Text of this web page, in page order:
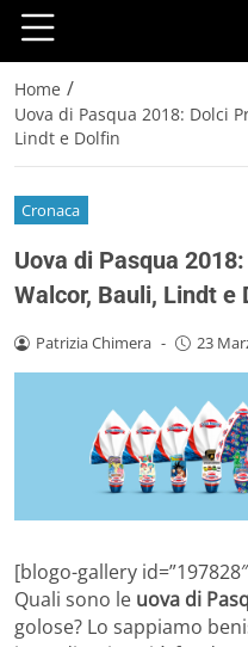
Home /
Uova di Pasqua 2018: Dolci
Lindt e Dolfin
Cronaca
Uova di Pasqua
Walcor, Bauli, Lindt e
Patrizia Chimera - 23
[blogo-gallery
Quali sono le uova di
golose? Lo sappiamo